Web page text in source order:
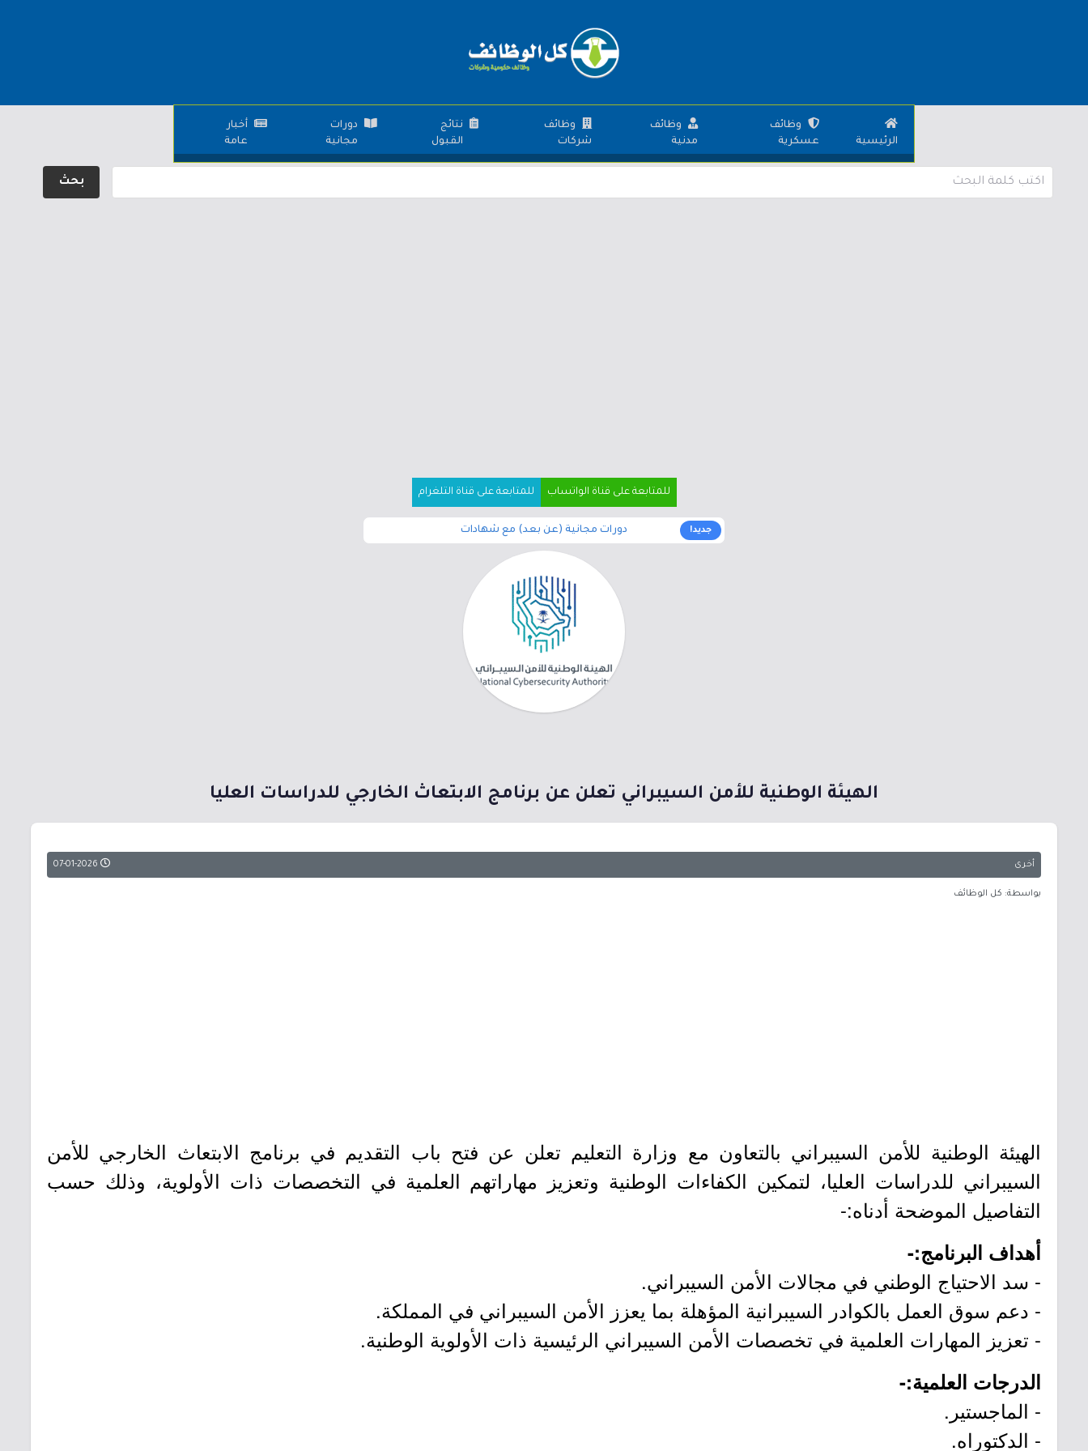
الرئيسية
وظائف
عسكرية
وظائف
مدنية
وظائف
شركات
نتائج
القبول
دورات
مجانية
أخبار
عامة
بحث
للمتابعة على قناة الواتساب للمتابعة على قناة التلغرام
جديد! دورات مجانية (عن بعد) مع شهادات
الهيئة الوطنية للأمن السيبراني تعلن عن برنامج الابتعاث الخارجي للدراسات العليا
أخرى
بواسطة: كل الوظائف
الهيئة الوطنية للأمن السيبراني بالتعاون مع وزارة التعليم تعلن عن فتح باب التقديم في برنامج الابتعاث الخارجي للأمن
السيبراني للدراسات العليا، لتمكين الكفاءات الوطنية وتعزيز مهاراتهم العلمية في التخصصات ذات الأولوية، وذلك حسب
التفاصيل الموضحة أدناه:-
أهداف البرنامج:-
- سد الاحتياج الوطني في مجالات الأمن السيبراني.
- دعم سوق العمل بالكوادر السيبرانية المؤهلة بما يعزز الأمن السيبراني في المملكة.
- تعزيز المهارات العلمية في تخصصات الأمن السيبراني الرئيسية ذات الأولوية الوطنية.
الدرجات العلمية:-
- الماجستير.
- الدكتوراه.